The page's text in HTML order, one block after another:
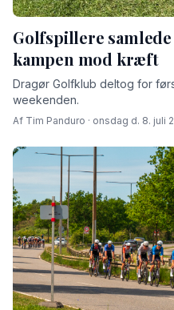
Golfspillere
kampen mod kræft
Dragør Golfklub deltog for
weekenden.
Af Tim Panduro · onsdag d. 8. juli